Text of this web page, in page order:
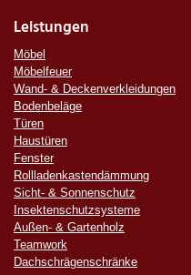
Leistungen
Möbel
Möbelfeuer
Wand- & Deckenverkleidungen
Bodenbeläge
Türen
Haustüren
Fenster
Rollladenkastendämmung
Sicht- & Sonnenschutz
Insektenschutzsysteme
Außen- & Gartenholz
Teamwork
Dachschrägenschränke